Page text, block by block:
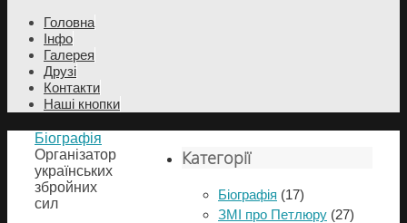
Головна
Інфо
Галерея
Друзі
Контакти
Наші кнопки
Біографія
Організатор
українських
збройних
сил
Категорії
Біографія (17)
ЗМІ про Петлюру (27)